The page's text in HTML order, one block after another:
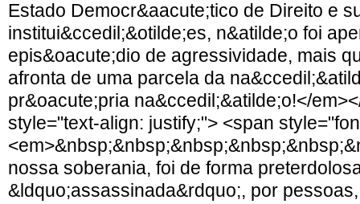
Estado Democr&aacute;tico de Direito e
institui&ccedil;&otilde;es, n&atilde;o foi
epis&oacute;dio de agressividade, mais
afronta de uma parcela da
pr&oacute;pria na&ccedil;&atilde;o!</
style="text-align: justify;"> <span
nossa soberania, foi de forma
&ldquo;assassinada&rdquo;, por